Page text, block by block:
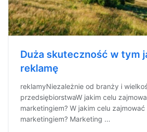
Duża skuteczność w tym
reklamę
reklamyNiezależnie od branży i
przedsiębiorstwaW jakim celu
marketingiem? W jakim celu zajmować
marketingiem? Marketing ...